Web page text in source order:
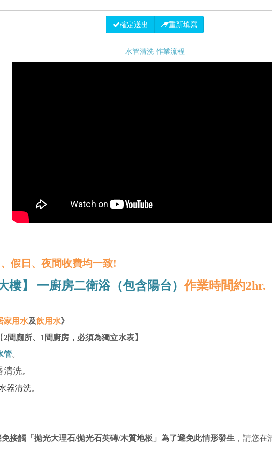
確定送出 重新填寫
水管清洗 作業流程
假日、夜間收費均一致!
樓】 一廚房二衛浴（包含陽台）作業時間約2hr.
家用水及飲用水》
2間廁所、1間廚房，必須為獨立水表】
管。
洗。
器清洗。
免接觸「拋光大理石/拋光石英磚/木質地板」為了避免此情形發生 ，請您在